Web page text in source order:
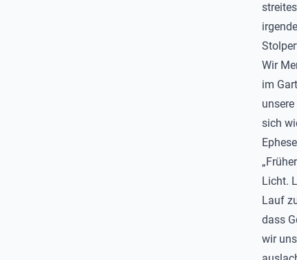
Wir
im
sich
Licht.
Lauf
dass
wir